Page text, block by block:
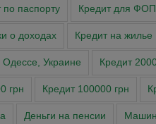
по паспорту Кредит для ФОП
о доходах Кредит на жилье
Одессе, Украине Кредит
грн Кредит 100000 грн
Деньги на пенсии